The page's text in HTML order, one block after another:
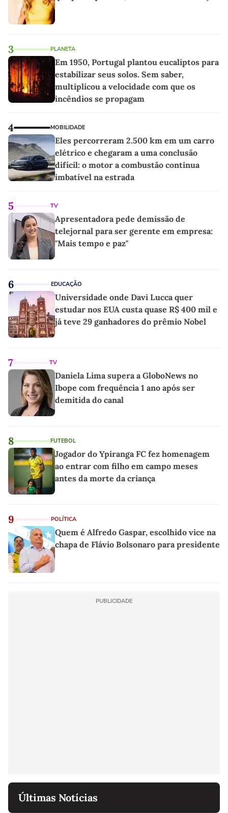
3 PLANETA
Em 1950, Portugal plantou eucaliptos para
estabilizar seus solos. Sem saber,
multiplicou a velocidade com que os
incêndios se propagam
4 MOBILIDADE
Eles percorreram 2.500 km em um carro
elétrico e chegaram a uma conclusão
difícil: o motor a combustão continua
imbatível na estrada
5 TV
Apresentadora pede demissão de
telejornal para ser gerente em empresa:
"Mais tempo e paz"
6 EDUCAÇÃO
Universidade onde Davi Lucca quer
estudar nos EUA custa quase R$ 400 mil e
já teve 29 ganhadores do prêmio Nobel
7 TV
Daniela Lima supera a GloboNews no
Ibope com frequência 1 ano após ser
demitida do canal
8 FUTEBOL
Jogador do Ypiranga FC fez homenagem
ao entrar com filho em campo meses
antes da morte da criança
9 POLÍTICA
Quem é Alfredo Gaspar, escolhido vice na
chapa de Flávio Bolsonaro para presidente
PUBLICIDADE
Últimas Notícias